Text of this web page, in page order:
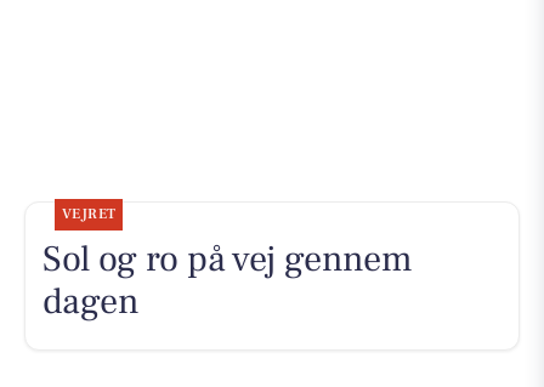
VEJRET
Sol og ro på vej gennem
dagen